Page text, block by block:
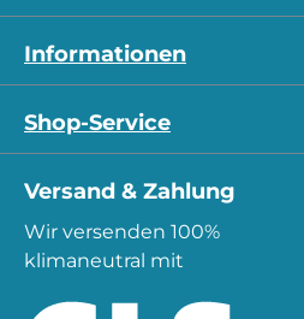
Informationen
Shop-Service
Versand & Zahlung
Wir versenden 100%
klimaneutral mit